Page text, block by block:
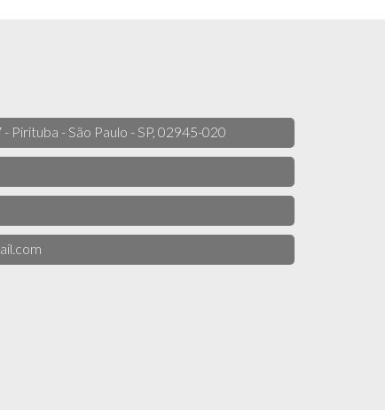
- Pirituba - São Paulo - SP, 02945-020